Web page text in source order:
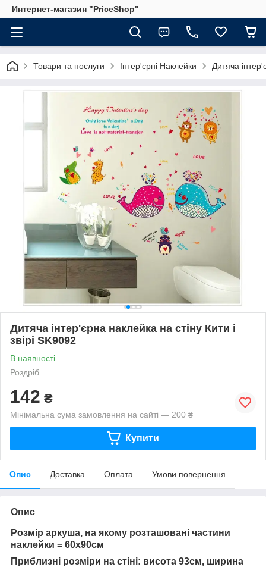
Интернет-магазин "PriceShop"
Товари та послуги Інтер'єрні Наклейки Дитяча
Дитяча інтер'єрна наклейка на стіну Кити і
звірі SK9092
В наявності
Роздріб
142 ₴
Мінімальна сума замовлення на сайті — 200 ₴
Купити
Опис Доставка Оплата Умови повернення
Опис
Розмір аркуша, на якому розташовані частини
наклейки = 60х90см
Приблизні розміри на стіні: висота 93см, ширина